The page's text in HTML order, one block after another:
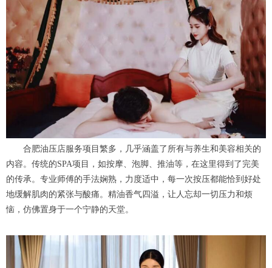
合肥油压店服务项目繁多，几乎涵盖了所有与养生和美容相关的
内容。传统的SPA项目，如按摩、泡脚、推油等，在这里得到了完美
的传承。专业师傅的手法娴熟，力度适中，每一次按压都能恰到好处
地缓解肌肉的紧张与酸痛。精油香气四溢，让人忘却一切压力和烦
恼，仿佛置身于一个宁静的天堂。